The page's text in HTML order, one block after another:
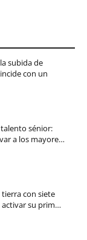
subida de
con un
sénior:
a los mayore…
con siete
su prim…